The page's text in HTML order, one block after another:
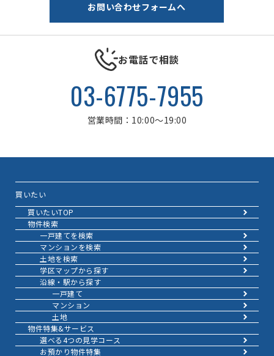
お問い合わせフォームへ
お電話で相談
03-6775-7955
営業時間：10:00～19:00
買いたい
買いたいTOP
物件検索
一戸建てを検索
マンションを検索
土地を検索
学区マップから探す
沿線・駅から探す
一戸建て
マンション
土地
物件特集&サービス
選べる4つの見学コース
お預かり物件特集